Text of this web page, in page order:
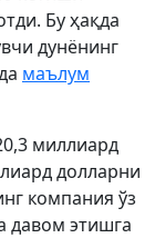
Бу ҳақда
дунёнинг
маълум
миллиард
долларни
компания ўз
давом этишга